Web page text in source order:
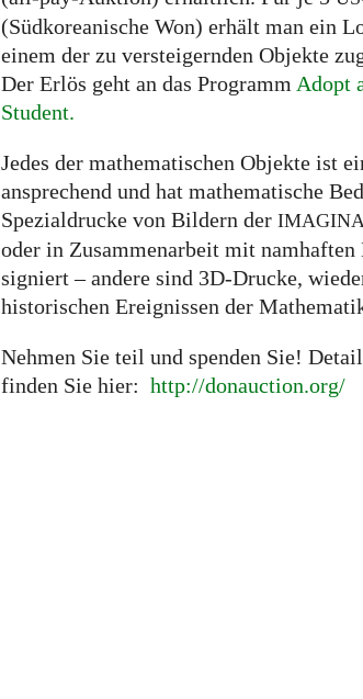
(Südkoreanische Won) erhält man ein
einem der zu versteigernden Objekte
Der Erlös geht an das ProgrammAdopt
Student.
Jedes der mathematischen Objekte ist
ansprechend und hat mathematische
Spezialdrucke von Bildern der
oder in Zusammenarbeit mit
signiert – andere sind 3D-Drucke,
historischen Ereignissen der
Nehmen Sie teil und spenden Sie!
finden Sie hier: http://donauction.org/